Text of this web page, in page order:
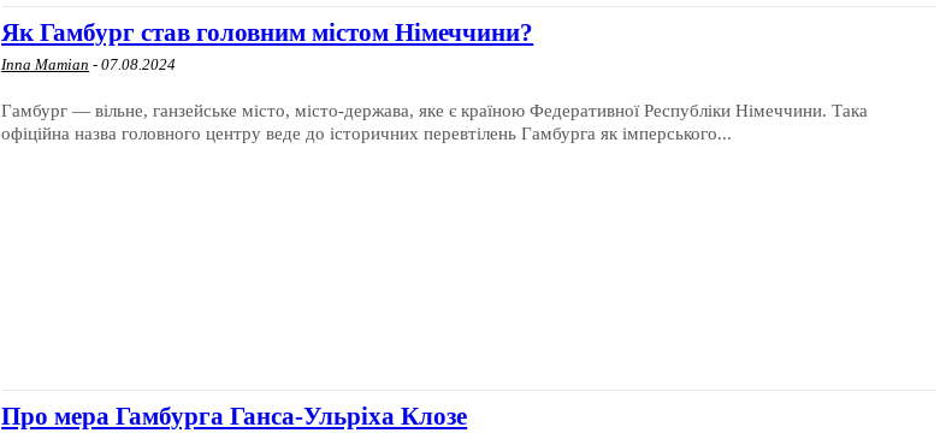
Як Гамбург став головним містом Німеччини?
Inna Mamian - 07.08.2024
Гамбург — вільне, ганзейське місто, місто-держава, яке є країною Федеративної Республіки Німеччини. Така
офіційна назва головного центру веде до історичних перевтілень Гамбурга як імперського...
Про мера Гамбурга Ганса-Ульріха Клозе